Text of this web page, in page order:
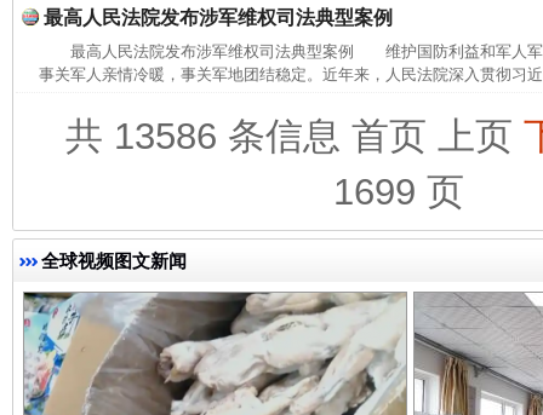
最高人民法院发布涉军维权司法典型案例
最高人民法院发布涉军维权司法典型案例 维护国防利益和军人军
事关军人亲情冷暖，事关军地团结稳定。近年来，人民法院深入贯彻习
共 13586 条信息 首页 上页
1699 页
全球视频图文新闻
完善运行机制助力责任有效落实 一纸欠